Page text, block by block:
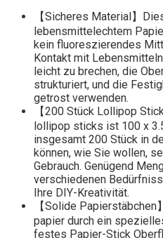
【Sicheres Material】
lebensmittelechtem
kein fluoreszierendes
Kontakt mit
leicht zu brechen, die
strukturiert, und die
getrost verwenden.
【200 Stück Lollipop
lollipop sticks ist 100 x
insgesamt 200 Stück in
können, wie Sie wollen,
Gebrauch. Genügend
verschiedenen
Ihre DIY-Kreativität.
【Solide
papier durch ein
festes Papier-Stick